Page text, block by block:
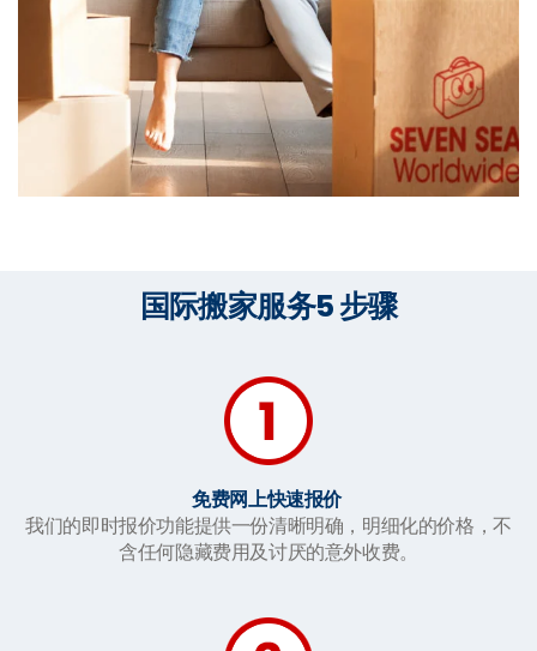
国际搬家服务5 步骤
免费网上快速报价
我们的即时报价功能提供一份清晰明确，明细化的价格，不
含任何隐藏费用及讨厌的意外收费。